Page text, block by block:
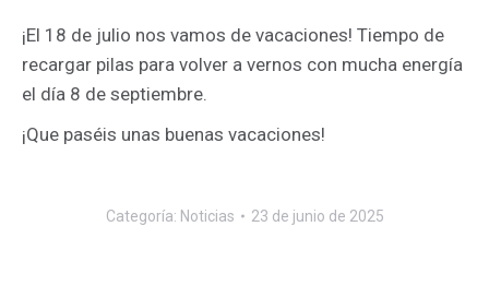
¡El 18 de julio nos vamos de vacaciones! Tiempo de
recargar pilas para volver a vernos con mucha energía
el día 8 de septiembre.
¡Que paséis unas buenas vacaciones!
Categoría: Noticias 23 de junio de 2025